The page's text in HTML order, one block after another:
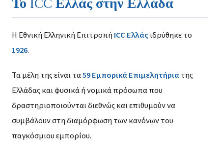
Η Εθνική Ελληνική Επιτροπή ICC Ελλάς ιδρύθηκε το
1926.
Τα μέλη της είναι τα59 Εμπορικά Επιμελητήριατης
Ελλάδας και φυσικά ή νομικά πρόσωπα που
δραστηριοποιούνται διεθνώς και επιθυμούν να
συμβάλουν στη διαμόρφωση των κανόνων του
παγκόσμιου εμπορίου.